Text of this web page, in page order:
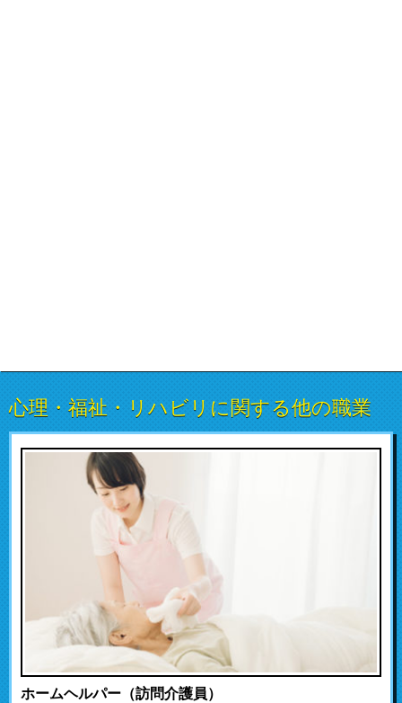
心理・福祉・リハビリに関する他の職業
ホームヘルパー（訪問介護員）